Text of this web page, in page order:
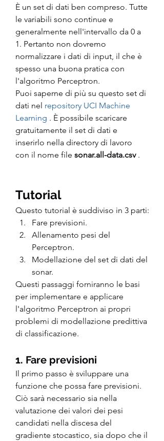
È un set di dati ben compreso. Tutte
le variabili sono continue e
generalmente nell'intervallo da 0 a
1. Pertanto non dovremo
normalizzare i dati di input, il che è
spesso una buona pratica con
l'algoritmo Perceptron.
Puoi saperne di più su questo set di
dati nel repository UCI Machine
Learning . È possibile scaricare
gratuitamente il set di dati e
inserirlo nella directory di lavoro
con il nome file sonar.all-data.csv .
Tutorial
Questo tutorial è suddiviso in 3 parti:
Fare previsioni.
Allenamento pesi del
Perceptron.
Modellazione del set di dati del
sonar.
Questi passaggi forniranno le basi
per implementare e applicare
l'algoritmo Perceptron ai propri
problemi di modellazione predittiva
di classificazione.
1. Fare previsioni
Il primo passo è sviluppare una
funzione che possa fare previsioni.
Ciò sarà necessario sia nella
valutazione dei valori dei pesi
candidati nella discesa del
gradiente stocastico, sia dopo che il